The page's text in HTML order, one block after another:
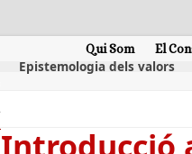
Qui Som El
Epistemologia dels valors